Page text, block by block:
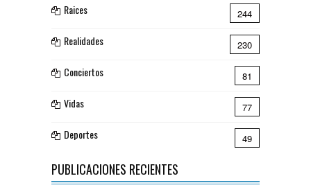
Raices 244
Realidades 230
Conciertos 81
Vidas 77
Deportes 49
PUBLICACIONES RECIENTES